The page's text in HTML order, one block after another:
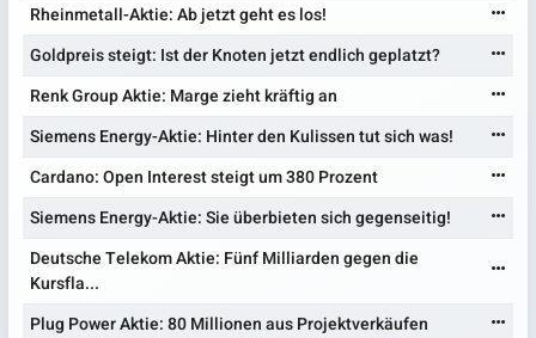
Rheinmetall-Aktie: Ab jetzt geht es los!
Goldpreis steigt: Ist der Knoten jetzt endlich geplatzt?
Renk Group Aktie: Marge zieht kräftig an
Siemens Energy-Aktie: Hinter den Kulissen tut sich was!
Cardano: Open Interest steigt um 380 Prozent
Siemens Energy-Aktie: Sie überbieten sich gegenseitig!
Deutsche Telekom Aktie: Fünf Milliarden gegen die
Kursfla...
Plug Power Aktie: 80 Millionen aus Projektverkäufen